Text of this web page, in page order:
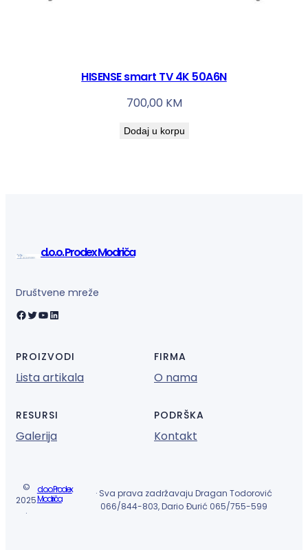
HISENSE smart TV 4K 50A6N
700,00 KM
Dodaj u korpu
d.o.o. Prodex Modriča
Društvene mreže
Facebook Twitter YouTube LinkedIn
PROIZVODI
Lista artikala
FIRMA
O nama
RESURSI
Galerija
PODRŠKA
Kontakt
©
2025
·
d.o.o. Prodex
Modriča
· Sva prava zadržavaju Dragan Todorović
066/844-803, Dario Đurić 065/755-599